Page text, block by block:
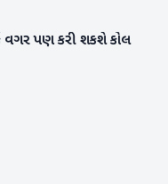
વગર પણ કરી શકશે કોલ